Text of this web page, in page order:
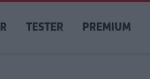
TESTER PREMIUM